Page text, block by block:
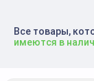
Все товары,
имеются в